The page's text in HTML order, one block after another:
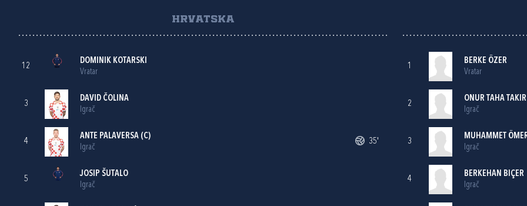
HRVATSKA
12
DOMINIK KOTARSKI
Vratar
3
DAVID ČOLINA
Igrač
4
ANTE PALAVERSA (C)
Igrač
35'
5
JOSIP ŠUTALO
Igrač
1
BERKE ÖZER
Vratar
2
ONUR TAHA TAKIR
Igrač
3
MUHAMMET
Igrač
4
BERKEHAN BIÇER
Igrač